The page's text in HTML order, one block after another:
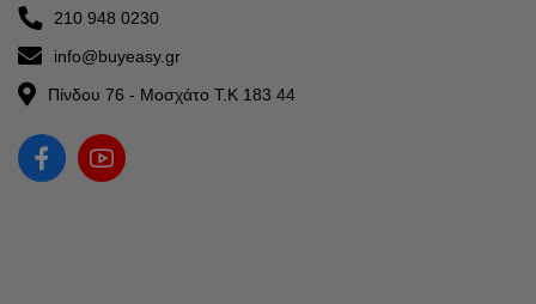
210 948 0230
info@buyeasy.gr
Πίνδου 76 - Μοσχάτο Τ.Κ 183 44